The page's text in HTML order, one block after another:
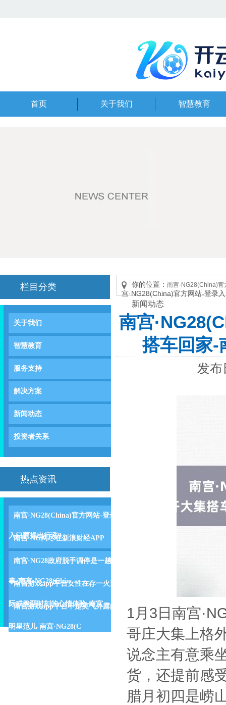
首页 关于我们 智慧教育
栏目分类
关于我们
智慧教育
服务支持
解决方案
新闻动态
投资者关系
热点资讯
南宫·NG28(China)官方网站-登录
入口曹操出行涨9.
南宫·NG网尽在新浪财经APP
南宫·NG28政府脱手调停是一趟
事-南宫·NG28(Chin
南宫游戏app平台女性在存一火边
际或脆弱时刻的心情体验-南宫
南宫游戏app平台不是英气外露的
明星范儿-南宫·NG28(C
你的位置： 南宫·NG28(China)
宫·NG28(China)官方网站-登录
新闻动态
南宫
搭车回家-
发
1月3日南宫
哥庄大集上格
说念主有意乘
货，还提前感
腊月初四是崂